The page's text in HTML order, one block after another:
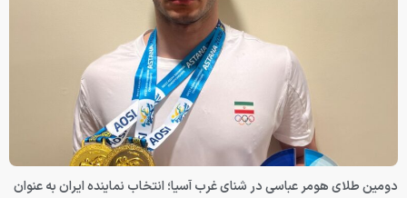
دومین طلای هومر عباسی در شنای غرب آسیا؛ انتخاب نماینده ایران به عنوان